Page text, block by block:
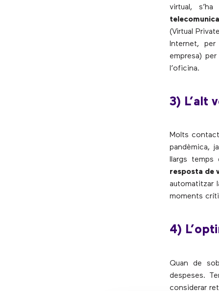
virtual,
(Virtual
Internet,
empresa)
l’oficina.
3) L’alt
Molts
pandèmica,
llargs temps
resposta de
automatitzar
moments
4)
Quan de
despeses.
considerar